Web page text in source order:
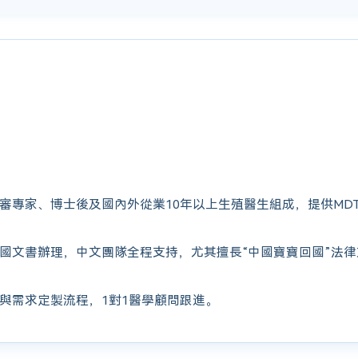
專家、博士後及國內外從業10年以上生殖醫生組成，提供
文書辦理，中文團隊全程支持，尤其擅長“中國寶寶回國”法
需求定製流程，1對1醫學顧問跟進。